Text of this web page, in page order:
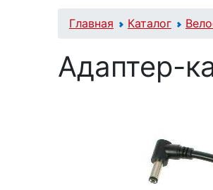
Главная Каталог
Адаптер-